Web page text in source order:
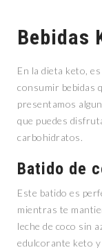
Bebidas
En la dieta keto,
consumir bebidas
presentamos
que puedes
carbohidratos.
Batido de
Este batido es
mientras te
leche de coco sin
edulcorante keto